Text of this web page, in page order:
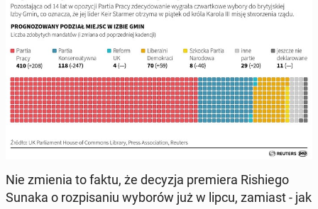
Nie zmienia to faktu, że decyzja pre­mie­ra Ri­shie­go
Sunaka o roz­pi­sa­niu wyborów już w lipcu, zamiast - jak